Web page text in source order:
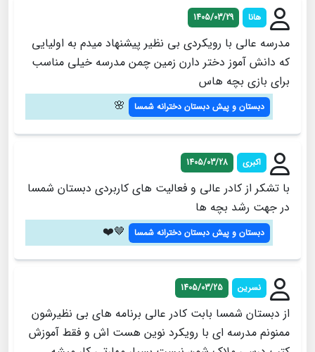
هانا 1405/03/29
مدرسه عالی با رویکردی بی نظیر پیشنهاد میدم به اولیایی
که دانش آموز دختر دارن زمین چمن مدرسه خیلی مناسب
برای بازی بچه هاس
دبستان و پیش دبستان دخترانه شمسا 🌸
اکبری 1405/03/28
با تشکر از کادر عالی و فعالیت های کاربردی دبستان شمسا
در جهت رشد بچه ها
دبستان و پیش دبستان دخترانه شمسا 🤎❤️
نسرین 1405/03/25
از دبستان شمسا بابت کادر عالی برنامه های بی نظیرشون
ممنونم مدرسه ای با رویکرد نوین هست اش و فقط آموزش